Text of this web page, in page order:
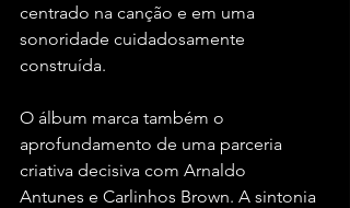
centrado na canção e em uma
sonoridade cuidadosamente
construída.
O álbum marca também o
aprofundamento de uma parceria
criativa decisiva com Arnaldo
Antunes e Carlinhos Brown. A sintonia